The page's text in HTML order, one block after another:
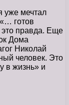
уже мечтал
готов
это правда. Еще
Дома
Николай
человек. Это
в жизнь» и